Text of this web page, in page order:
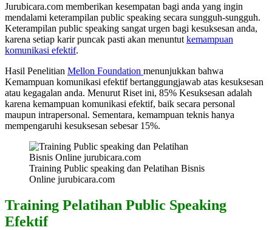
Jurubicara.com memberikan kesempatan bagi anda yang ingin
mendalami keterampilan public speaking secara sungguh-sungguh.
Keterampilan public speaking sangat urgen bagi kesuksesan anda,
karena setiap karir puncak pasti akan menuntut kemampuan
komunikasi efektif.
Hasil Penelitian Mellon Foundation menunjukkan bahwa
Kemampuan komunikasi efektif bertanggungjawab atas kesuksesan
atau kegagalan anda. Menurut Riset ini, 85% Kesuksesan adalah
karena kemampuan komunikasi efektif, baik secara personal
maupun intrapersonal. Sementara, kemampuan teknis hanya
mempengaruhi kesuksesan sebesar 15%.
Training Public speaking dan Pelatihan Bisnis
Online jurubicara.com
Training Pelatihan Public Speaking
Efektif